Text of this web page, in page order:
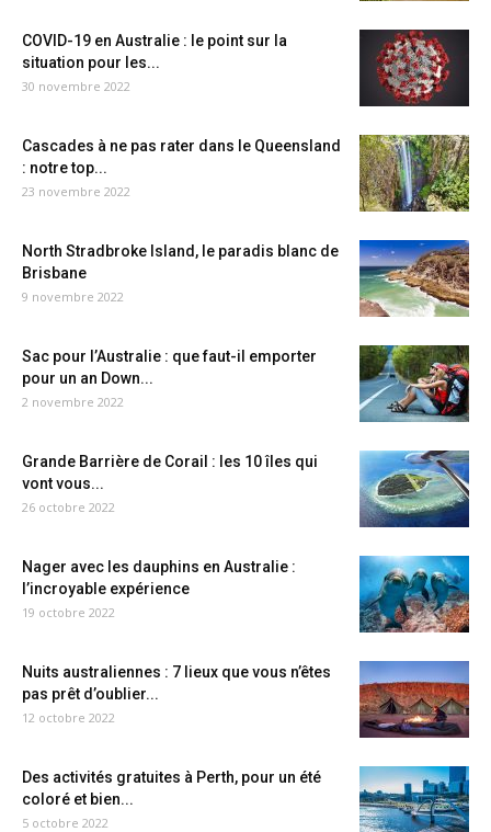
COVID-19 en Australie : le point sur la
situation pour les...
30 novembre 2022
Cascades à ne pas rater dans le Queensland
: notre top...
23 novembre 2022
North Stradbroke Island, le paradis blanc de
Brisbane
9 novembre 2022
Sac pour l’Australie : que faut-il emporter
pour un an Down...
2 novembre 2022
Grande Barrière de Corail : les 10 îles qui
vont vous...
26 octobre 2022
Nager avec les dauphins en Australie :
l’incroyable expérience
19 octobre 2022
Nuits australiennes : 7 lieux que vous n’êtes
pas prêt d’oublier...
12 octobre 2022
Des activités gratuites à Perth, pour un été
coloré et bien...
5 octobre 2022